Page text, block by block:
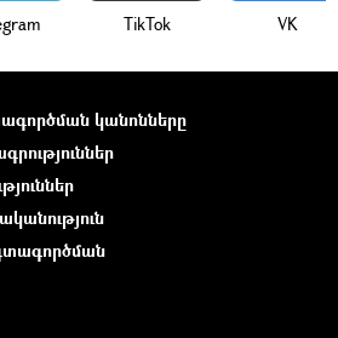
ТikТоk VK
կանոնները